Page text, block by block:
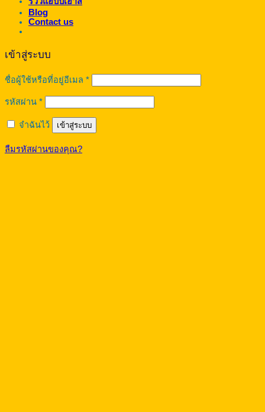
Blog
Contact us
เข้าสู่ระบบ
ชื่อผู้ใช้หรือที่อยู่อีเมล *ต้องการ
รหัสผ่าน *ต้องการ
จำฉันไว้ เข้าสู่ระบบ
ลืมรหัสผ่านของคุณ?